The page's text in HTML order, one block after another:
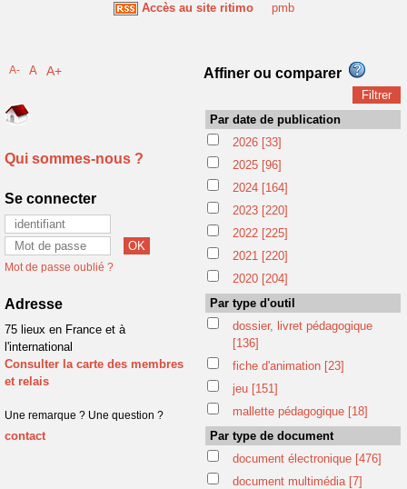
Accès au site ritimo pmb
A- A A+
Qui sommes-nous ?
Se connecter
Mot de passe oublié ?
Adresse
75 lieux en France et à
l'international
Consulter la carte des membres
et relais
Une remarque ? Une question ?
contact
Affiner ou comparer
Par date de publication
2026 [33]
2025 [96]
2024 [164]
2023 [220]
2022 [225]
2021 [220]
2020 [204]
Par type d'outil
dossier, livret pédagogique
[136]
fiche d'animation [23]
jeu [151]
mallette pédagogique [18]
Par type de document
document électronique [476]
document multimédia [7]